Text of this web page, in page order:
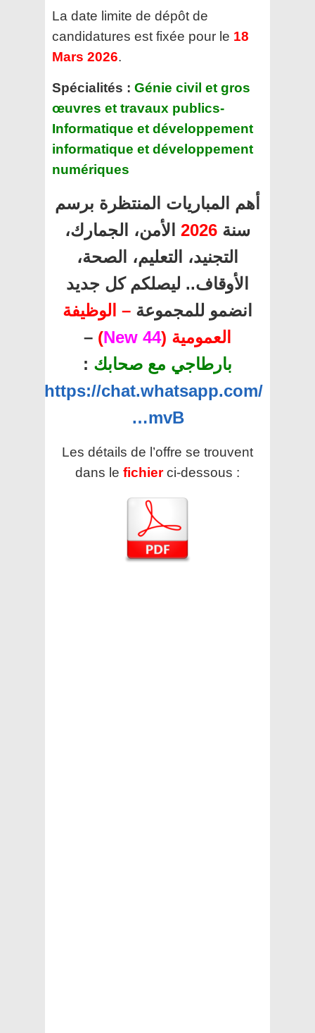
La date limite de dépôt de
candidatures est fixée pour le 18
Mars 2026.
Spécialités : Génie civil et gros
œuvres et travaux publics-
Informatique et développement
informatique et développement
numériques
أهم المباريات المنتظرة برسم
سنة 2026 الأمن، الجمارك،
التجنيد، التعليم، الصحة،
الأوقاف.. ليصلكم كل جديد
انضمو للمجموعة – الوظيفة
العمومية (44 New
)
–
بارطاجي مع صحابك :
https://chat.whatsapp.com/
…mvB
Les détails de l’offre se trouvent
dans le fichier ci-dessous :